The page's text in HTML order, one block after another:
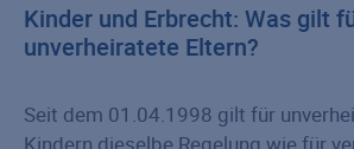
Kinder und Erbrecht: Was gilt
unverheiratete Eltern?
Seit dem 01.04.1998 gilt für
Kindern dieselbe Regelung wie für